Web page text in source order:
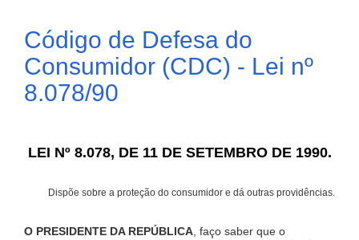
Código de Defesa do
Consumidor (CDC) - Lei nº
8.078/90
LEI Nº 8.078, DE 11 DE SETEMBRO DE 1990.
Dispõe sobre a proteção do consumidor e dá outras providências.
O PRESIDENTE DA REPÚBLICA , faço saber que o